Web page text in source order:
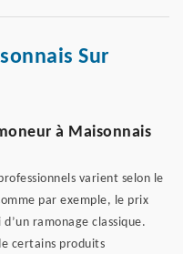
Sur
à Maisonnais
varient selon le
par exemple, le prix
ramonage classique.
certains produits